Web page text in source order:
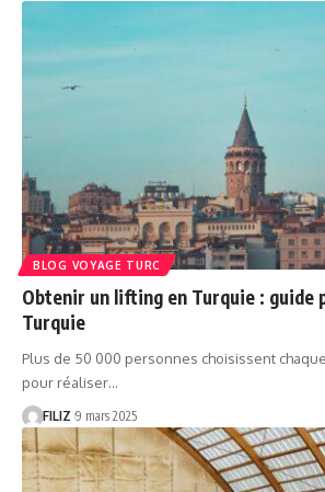
BLOG VOYAGE TURC
Obtenir un lifting en Turquie : guide
Turquie
Plus de 50 000 personnes choisissent
pour réaliser…
FILIZ 9 mars 2025